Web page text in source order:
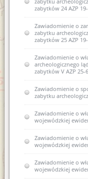
zabytków 24 AZP
Zawiadomienie o
zabytku
zabytków 25 AZP
Zawiadomienie o
archeologicznego
zabytków V AZP 25-
Zawiadomienie o
zabytku
Zawiadomienie o
wojewódzkiej
Zawiadomienie o
wojewódzkiej
Zawiadomienie o
wojewódzkiej